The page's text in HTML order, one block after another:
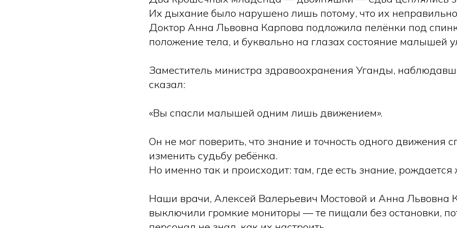
Их дыхание было нарушено лишь потому, что их
Доктор Анна Львовна Карпова подложила пелёнки под
положение тела, и буквально на глазах состояние малышей
Заместитель министра здравоохранения Уганды,
сказал:
«Вы спасли малышей одним лишь движением».
Он не мог поверить, что знание и точность одного движения
изменить судьбу ребёнка.
Но именно так и происходит: там, где есть знание, рождается
Наши врачи, Алексей Валерьевич Мостовой и Анна Львовна
выключили громкие мониторы — те пищали без остановки,